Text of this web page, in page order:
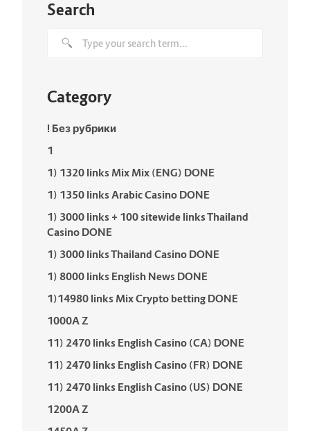
Search
Category
! Без рубрики
1
1) 1320 links Mix Mix (ENG) DONE
1) 1350 links Arabic Casino DONE
1) 3000 links + 100 sitewide links Thailand
Casino DONE
1) 3000 links Thailand Casino DONE
1) 8000 links English News DONE
1)14980 links Mix Crypto betting DONE
1000A Z
11) 2470 links English Casino (CA) DONE
11) 2470 links English Casino (FR) DONE
11) 2470 links English Casino (US) DONE
1200A Z